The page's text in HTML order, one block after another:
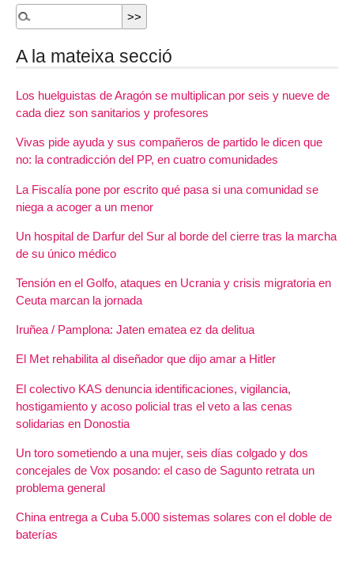
A la mateixa secció
Los huelguistas de Aragón se multiplican por seis y nueve de
cada diez son sanitarios y profesores
Vivas pide ayuda y sus compañeros de partido le dicen que
no: la contradicción del PP, en cuatro comunidades
La Fiscalía pone por escrito qué pasa si una comunidad se
niega a acoger a un menor
Un hospital de Darfur del Sur al borde del cierre tras la marcha
de su único médico
Tensión en el Golfo, ataques en Ucrania y crisis migratoria en
Ceuta marcan la jornada
Iruñea / Pamplona: Jaten ematea ez da delitua
El Met rehabilita al diseñador que dijo amar a Hitler
El colectivo KAS denuncia identificaciones, vigilancia,
hostigamiento y acoso policial tras el veto a las cenas
solidarias en Donostia
Un toro sometiendo a una mujer, seis días colgado y dos
concejales de Vox posando: el caso de Sagunto retrata un
problema general
China entrega a Cuba 5.000 sistemas solares con el doble de
baterías